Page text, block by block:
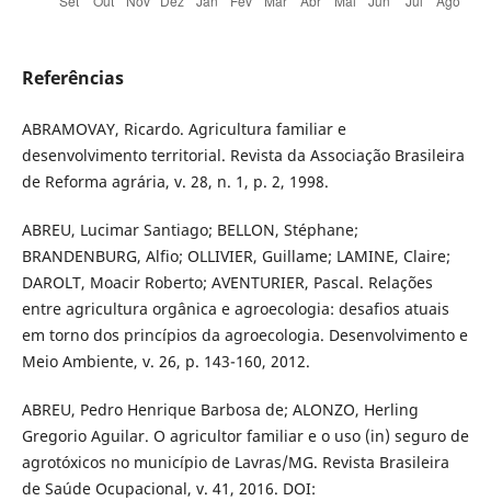
Referências
ABRAMOVAY, Ricardo. Agricultura familiar e
desenvolvimento territorial. Revista da Associação Brasileira
de Reforma agrária, v. 28, n. 1, p. 2, 1998.
ABREU, Lucimar Santiago; BELLON, Stéphane;
BRANDENBURG, Alfio; OLLIVIER, Guillame; LAMINE, Claire;
DAROLT, Moacir Roberto; AVENTURIER, Pascal. Relações
entre agricultura orgânica e agroecologia: desafios atuais
em torno dos princípios da agroecologia. Desenvolvimento e
Meio Ambiente, v. 26, p. 143-160, 2012.
ABREU, Pedro Henrique Barbosa de; ALONZO, Herling
Gregorio Aguilar. O agricultor familiar e o uso (in) seguro de
agrotóxicos no município de Lavras/MG. Revista Brasileira
de Saúde Ocupacional, v. 41, 2016. DOI: